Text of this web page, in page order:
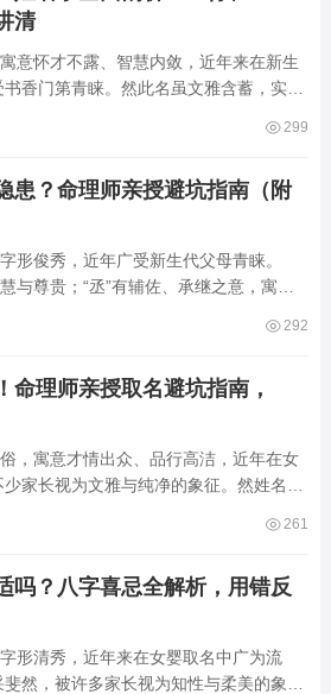
清
意怀才不露、智慧内敛，近年来在新生
香门第青睐。然此名虽文雅含蓄，实则
弱神疲、事业难成之患。本文直剖“韫
299
患？命理师亲授避坑指南（附
形俊秀，近年广受新生代父母青睐。
与尊贵；“丞”有辅佐、承继之意，寓意
”属水，“丞”五行亦归水，双水叠现，势
292
命理师亲授取名避坑指南，
，寓意才情出众、品行高洁，近年在女
家长视为文雅与纯净的象征。然姓名之
制之局，若不顾命主五行强弱，贸然启
261
吗？八字喜忌全解析，用错反
形清秀，近年来在女婴取名中广为流
然，被许多家长视为知性与柔美的象